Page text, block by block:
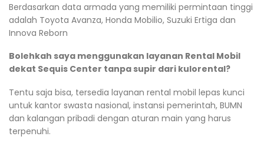
Berdasarkan data armada yang memiliki permintaan tinggi
adalah Toyota Avanza, Honda Mobilio, Suzuki Ertiga dan
Innova Reborn
Bolehkah saya menggunakan layanan Rental Mobil
dekat Sequis Center tanpa supir dari kulorental?
Tentu saja bisa, tersedia layanan rental mobil lepas kunci
untuk kantor swasta nasional, instansi pemerintah, BUMN
dan kalangan pribadi dengan aturan main yang harus
terpenuhi.